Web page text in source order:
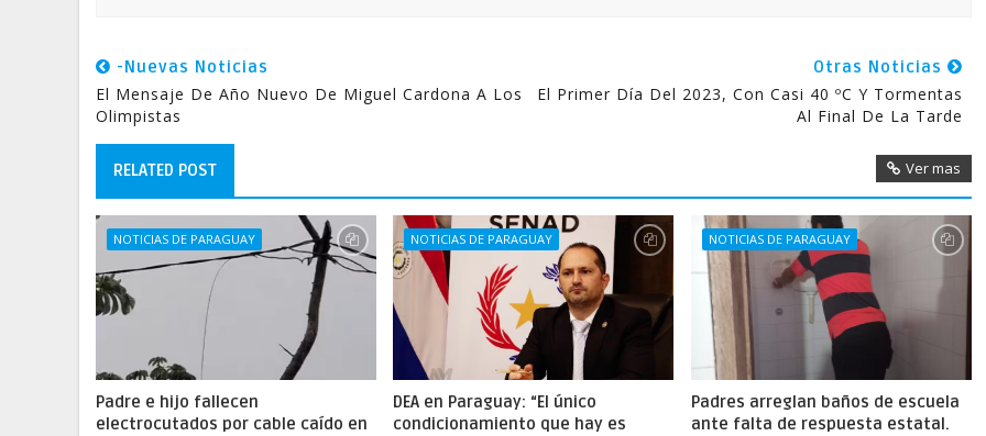
-Nuevas Noticias
El Mensaje De Año Nuevo De Miguel Cardona A Los
Olimpistas
Otras Noticias
El Primer Día Del 2023, Con Casi 40 ºC Y Tormentas
Al Final De La Tarde
RELATED POST Ver mas
NOTICIAS DE PARAGUAY
Padre e hijo fallecen
electrocutados por cable caído en
NOTICIAS DE PARAGUAY
DEA en Paraguay: “El único
condicionamiento que hay es
NOTICIAS DE PARAGUAY
Padres arreglan baños de escuela
ante falta de respuesta estatal.